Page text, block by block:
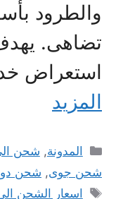
والطرود
تضاهى.
استعراض
المزيد
التصنيفات
المدونة, شحن
شحن جوى, شحن
الوسوم
اسعار الشحن